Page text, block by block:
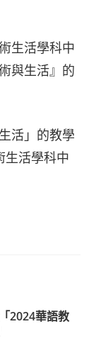
生活學科中
與生活』的
活」的教學
生活學科中
2024華語教